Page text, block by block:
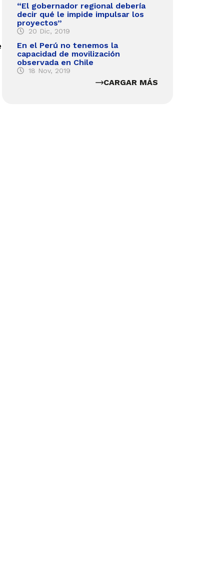
“El gobernador regional debería
decir qué le impide impulsar los
proyectos”
20 Dic, 2019
En el Perú no tenemos la
capacidad de movilización
observada en Chile
18 Nov, 2019
CARGAR MÁS